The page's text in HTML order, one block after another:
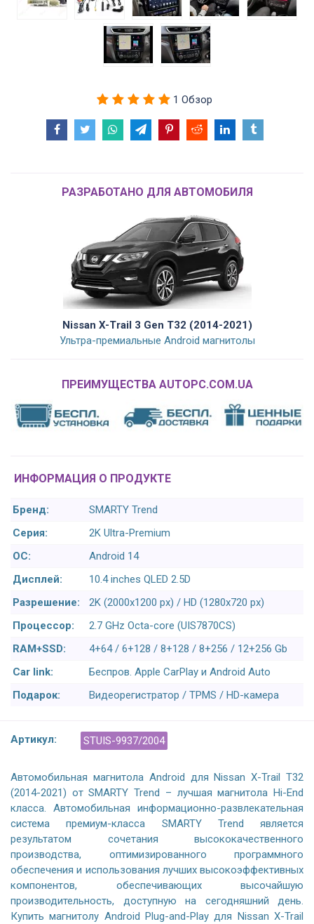
1 Обзор
РАЗРАБОТАНО ДЛЯ АВТОМОБИЛЯ
Nissan X-Trail 3 Gen T32 (2014-2021)
Ультра-премиальные Android магнитолы
ПРЕИМУЩЕСТВА AUTOPC.COM.UA
ИНФОРМАЦИЯ О ПРОДУКТЕ
Бренд:
SMARTY Trend
Серия:
2K Ultra-Premium
ОС:
Android 14
Дисплей:
10.4 inches QLED 2.5D
Разрешение:
2K (2000x1200 px) / HD (1280x720 px)
Процессор:
2.7 GHz Octa-core (UIS7870CS)
RAM+SSD:
4+64 / 6+128 / 8+128 / 8+256 / 12+256 Gb
Car link:
Беспров. Apple CarPlay и Android Auto
Подарок:
Видеорегистратор / TPMS / HD-камера
Артикул: STUIS-9937/2004
Автомобильная магнитола Android для Nissan X-Trail T32
(2014-2021) от SMARTY Trend – лучшая магнитола Hi-End
класса. Автомобильная информационно-развлекательная
система премиум-класса SMARTY Trend является
результатом сочетания высококачественного
производства, оптимизированного программного
обеспечения и использования лучших высокоэффективных
компонентов, обеспечивающих высочайшую
производительность, доступную на сегодняшний день.
Купить магнитолу Android Plug-and-Play для Nissan X-Trail